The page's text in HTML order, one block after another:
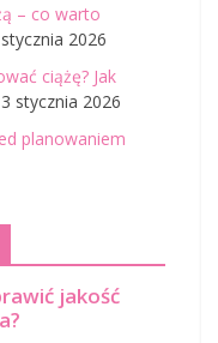
– co warto
2026
ciążę? Jak
3 stycznia 2026
planowaniem
jakość